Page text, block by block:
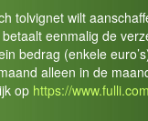
tolvignet wilt
eenmalig de
bedrag (enkele
alleen in de
op https://